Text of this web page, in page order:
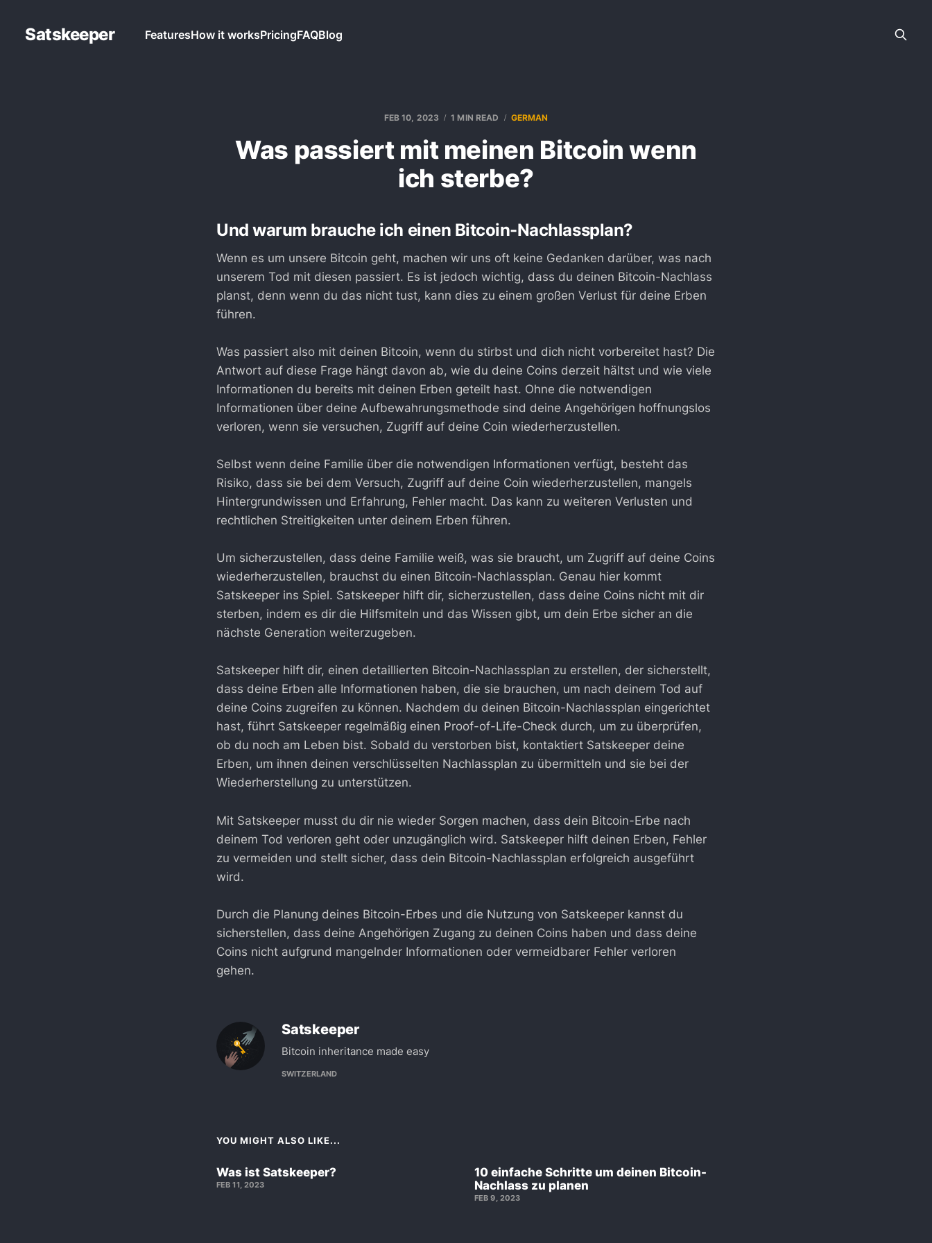
Satskeeper FeaturesHow it worksPricingFAQBlog
FEB 10, 2023 1 MIN READ GERMAN
Was passiert mit meinen Bitcoin wenn
ich sterbe?
Und warum brauche ich einen Bitcoin-Nachlassplan?
Wenn es um unsere Bitcoin geht, machen wir uns oft keine Gedanken darüber, was nach
unserem Tod mit diesen passiert. Es ist jedoch wichtig, dass du deinen Bitcoin-Nachlass
planst, denn wenn du das nicht tust, kann dies zu einem großen Verlust für deine Erben
führen.
Was passiert also mit deinen Bitcoin, wenn du stirbst und dich nicht vorbereitet hast? Die
Antwort auf diese Frage hängt davon ab, wie du deine Coins derzeit hältst und wie viele
Informationen du bereits mit deinen Erben geteilt hast. Ohne die notwendigen
Informationen über deine Aufbewahrungsmethode sind deine Angehörigen hoffnungslos
verloren, wenn sie versuchen, Zugriff auf deine Coin wiederherzustellen.
Selbst wenn deine Familie über die notwendigen Informationen verfügt, besteht das
Risiko, dass sie bei dem Versuch, Zugriff auf deine Coin wiederherzustellen, mangels
Hintergrundwissen und Erfahrung, Fehler macht. Das kann zu weiteren Verlusten und
rechtlichen Streitigkeiten unter deinem Erben führen.
Um sicherzustellen, dass deine Familie weiß, was sie braucht, um Zugriff auf deine Coins
wiederherzustellen, brauchst du einen Bitcoin-Nachlassplan. Genau hier kommt
Satskeeper ins Spiel. Satskeeper hilft dir, sicherzustellen, dass deine Coins nicht mit dir
sterben, indem es dir die Hilfsmiteln und das Wissen gibt, um dein Erbe sicher an die
nächste Generation weiterzugeben.
Satskeeper hilft dir, einen detaillierten Bitcoin-Nachlassplan zu erstellen, der sicherstellt,
dass deine Erben alle Informationen haben, die sie brauchen, um nach deinem Tod auf
deine Coins zugreifen zu können. Nachdem du deinen Bitcoin-Nachlassplan eingerichtet
hast, führt Satskeeper regelmäßig einen Proof-of-Life-Check durch, um zu überprüfen,
ob du noch am Leben bist. Sobald du verstorben bist, kontaktiert Satskeeper deine
Erben, um ihnen deinen verschlüsselten Nachlassplan zu übermitteln und sie bei der
Wiederherstellung zu unterstützen.
Mit Satskeeper musst du dir nie wieder Sorgen machen, dass dein Bitcoin-Erbe nach
deinem Tod verloren geht oder unzugänglich wird. Satskeeper hilft deinen Erben, Fehler
zu vermeiden und stellt sicher, dass dein Bitcoin-Nachlassplan erfolgreich ausgeführt
wird.
Durch die Planung deines Bitcoin-Erbes und die Nutzung von Satskeeper kannst du
sicherstellen, dass deine Angehörigen Zugang zu deinen Coins haben und dass deine
Coins nicht aufgrund mangelnder Informationen oder vermeidbarer Fehler verloren
gehen.
Satskeeper
Bitcoin inheritance made easy
SWITZERLAND
YOU MIGHT ALSO LIKE...
Was ist Satskeeper?
FEB 11, 2023
10 einfache Schritte um deinen Bitcoin-
Nachlass zu planen
FEB 9, 2023